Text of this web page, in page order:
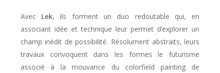
Avec Lek, ils forment un duo redoutable qui, en
associant idée et technique leur permet d’explorer un
champ inédit de possibilité. Résolument abstraits, leurs
travaux convoquent dans les formes le futurisme
associé à la mouvance du colorfield painting de